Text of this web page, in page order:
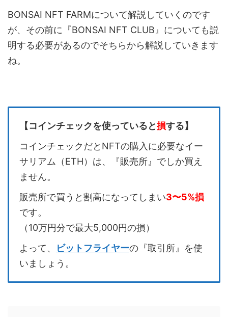
BONSAI NFT FARMについて解説していくのです
が、その前に『BONSAI NFT CLUB』についても説
明する必要があるのでそちらから解説していきます
ね。
【コインチェックを使っていると損する】
コインチェックだとNFTの購入に必要なイー
サリアム（ETH）は、『販売所』でしか買え
ません。
販売所で買うと割高になってしまい3〜5%損
です。
（10万円分で最大5,000円の損）
よって、
ビットフライヤーの『取引所』を使
いましょう。